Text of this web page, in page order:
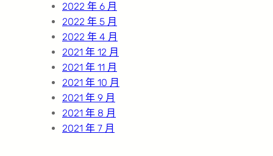
2022 年 6 月
2022 年 5 月
2022 年 4 月
2021 年 12 月
2021 年 11 月
2021 年 10 月
2021 年 9 月
2021 年 8 月
2021 年 7 月